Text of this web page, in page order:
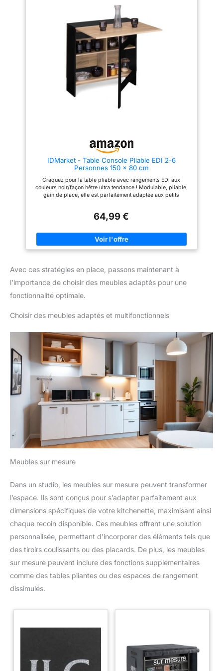
une touche de luxe absolu. La
porte en verre strié souligne un
artisanat d'exception,
s'intégrant parfaitement dans
les intérieurs modernes et
Transformez ce meuble en un
bureau d'appoint ou une station
de préparation efficace. Doté
- Ne laissez plus rien traîner.
meuble abrite un espace de
stockage redoutable : une porte
étagères ajustables, et des
niches latérales profondes pour
vos bouteilles et épices.
INVISIBLES - Comment assurer
la flexibilité sans rayer le sol?
sont totalement camouflées
structure d'un doigt pour
pièce. Des goupilles de
verrouillage assurent ensuite
une rigidité totale.
IDMarket - Table Console Pliable EDI 2-6
Personnes 150 x 80 cm
Craquez pour la table pliable avec rangements EDI aux
couleurs noir/façon hêtre ultra tendance ! Modulable, pliable,
gain de place, elle est parfaitement adaptée aux petits
utilisez-la comme table de séjour ou de cuisine, console,
intégrées ! Dimensions fermée : 80 x 33,5 x 75 cm
64,99 €
Avec ces stratégies en place, passons maintenant à
l’importance de choisir des meubles adaptés pour une
fonctionnalité optimale.
Choisir des meubles adaptés et multifonctionnels
Meubles sur mesure
Dans un studio, les meubles sur mesure peuvent transformer
l’espace. Ils sont conçus pour s’adapter parfaitement aux
dimensions spécifiques de votre kitchenette, maximisant ainsi
chaque recoin disponible. Ces meubles offrent une solution
personnalisée, permettant d’incorporer des éléments tels que
des tiroirs coulissants ou des placards. De plus, les meubles
sur mesure peuvent inclure des fonctions supplémentaires
comme des tables pliantes ou des espaces de rangement
dissimulés.